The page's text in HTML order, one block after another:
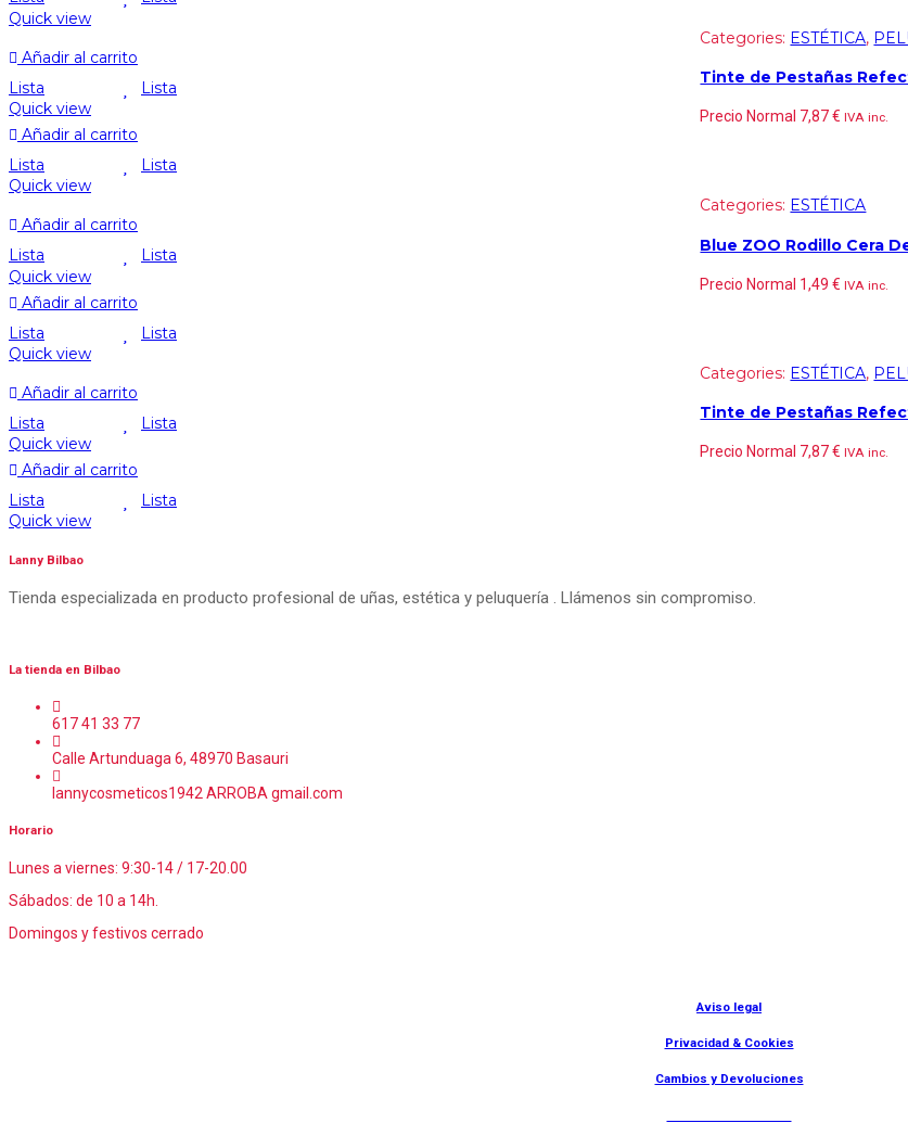
Quick view
Añadir al carrito
Lista
Lista
Quick view
Categories: ESTÉTICA,
Tinte de Pestañas
Precio Normal 7,87€ IVA inc.
Añadir al carrito
Lista
Lista
Quick view
Añadir al carrito
Lista
Lista
Quick view
Categories: ESTÉTICA
Blue ZOO Rodillo Cera
Precio Normal 1,49€ IVA inc.
Añadir al carrito
Lista
Lista
Quick view
Añadir al carrito
Lista
Lista
Quick view
Categories: ESTÉTICA,
Tinte de Pestañas
Precio Normal 7,87€ IVA inc.
Añadir al carrito
Lista
Lista
Quick view
Lanny Bilbao
Tienda especializada en producto profesional de uñas, estética y peluquería . Llámenos sin compromiso.
La tienda en Bilbao
617 41 33 77
Calle Artunduaga 6, 48970 Basauri
lannycosmeticos1942 ARROBA gmail.com
Horario
Lunes a viernes: 9:30-14 / 17-20.00
Sábados: de 10 a 14h.
Domingos y festivos cerrado
Aviso legal
Privacidad & Cookies
Cambios y Devoluciones